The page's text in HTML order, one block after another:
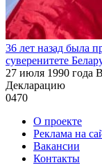
36 лет назад была
суверенитете
27 июля 1990 года
Декларацию
0470
О проекте
Реклама на
Вакансии
Контакты